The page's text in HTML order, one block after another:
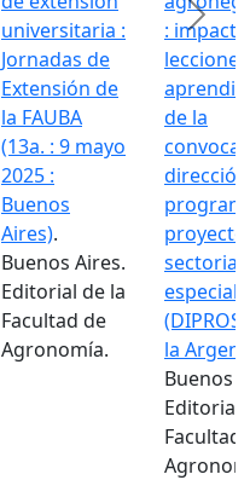
universitaria :
Jornadas de
Extensión de
la FAUBA
(13a. : 9 mayo
2025 :
Buenos
Aires).
Buenos Aires.
Editorial de la
Facultad de
Agronomía.
: impacto
lecciones
de la
dirección
proyectos
la
Buenos
Editorial
Facultad
Next